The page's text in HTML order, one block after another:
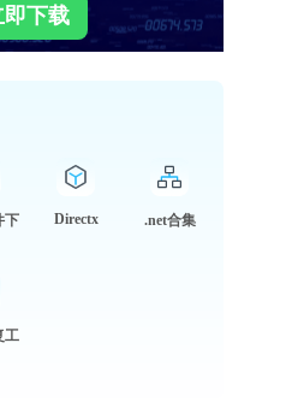
即下载
下
Directx .net合集
工